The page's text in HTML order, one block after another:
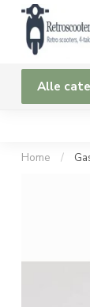
Alle
Home /